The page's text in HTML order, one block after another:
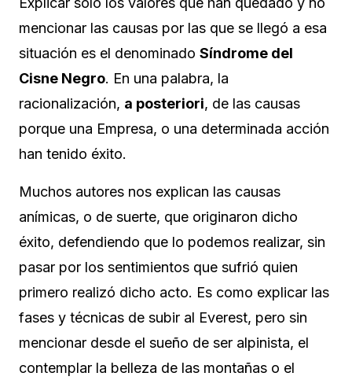
mencionar las causas por las que se llegó a esa
situación es el denominado Síndrome del
Cisne Negro. En una palabra, la
racionalización, a posteriori, de las causas
porque una Empresa, o una determinada acción
han tenido éxito.
Muchos autores nos explican las causas
anímicas, o de suerte, que originaron dicho
éxito, defendiendo que lo podemos realizar, sin
pasar por los sentimientos que sufrió quien
primero realizó dicho acto. Es como explicar las
fases y técnicas de subir al Everest, pero sin
mencionar desde el sueño de ser alpinista, el
contemplar la belleza de las montañas o el